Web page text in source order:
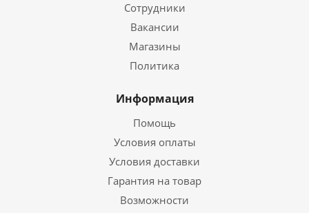
Сотрудники
Вакансии
Магазины
Политика
Информация
Помощь
Условия оплаты
Условия доставки
Гарантия на товар
Возможности